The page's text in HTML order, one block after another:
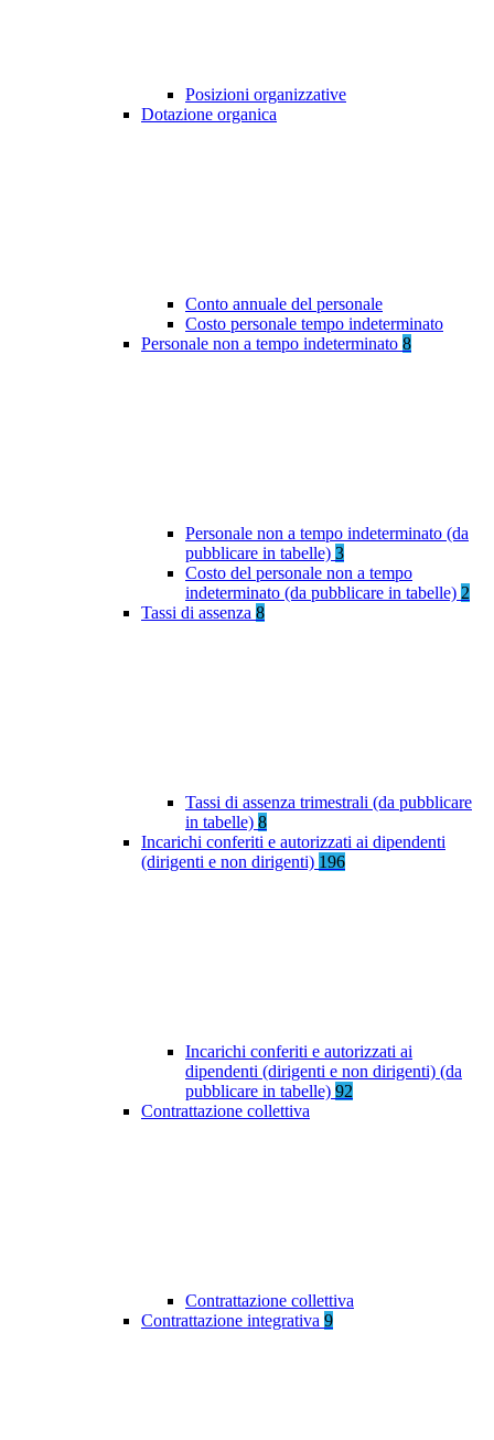
Posizioni organizzative
Dotazione organica
Conto annuale del personale
Costo personale tempo indeterminato
Personale non a tempo indeterminato 8
Personale non a tempo indeterminato (da
pubblicare in tabelle) 3
Costo del personale non a tempo
indeterminato (da pubblicare in tabelle) 2
Tassi di assenza 8
Tassi di assenza trimestrali (da pubblicare
in tabelle) 8
Incarichi conferiti e autorizzati ai dipendenti
(dirigenti e non dirigenti) 196
Incarichi conferiti e autorizzati ai
dipendenti (dirigenti e non dirigenti) (da
pubblicare in tabelle) 92
Contrattazione collettiva
Contrattazione collettiva
Contrattazione integrativa 9